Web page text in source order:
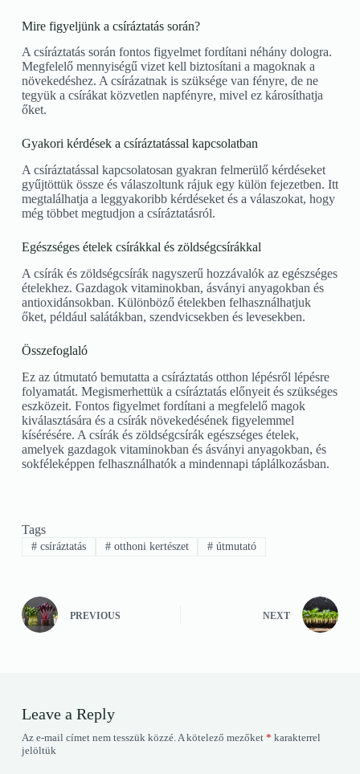
Mire figyeljünk a csíráztatás során?
A csíráztatás során fontos figyelmet fordítani néhány dologra.
Megfelelő mennyiségű vizet kell biztosítani a magoknak a
növekedéshez. A csírázatnak is szüksége van fényre, de ne
tegyük a csírákat közvetlen napfényre, mivel ez károsíthatja
őket.
Gyakori kérdések a csíráztatással kapcsolatban
A csíráztatással kapcsolatosan gyakran felmerülő kérdéseket
gyűjtöttük össze és válaszoltunk rájuk egy külön fejezetben. Itt
megtalálhatja a leggyakoribb kérdéseket és a válaszokat, hogy
még többet megtudjon a csíráztatásról.
Egészséges ételek csírákkal és zöldségcsírákkal
A csírák és zöldségcsírák nagyszerű hozzávalók az egészséges
ételekhez. Gazdagok vitaminokban, ásványi anyagokban és
antioxidánsokban. Különböző ételekben felhasználhatjuk
őket, például salátákban, szendvicsekben és levesekben.
Összefoglaló
Ez az útmutató bemutatta a csíráztatás otthon lépésről lépésre
folyamatát. Megismerhettük a csíráztatás előnyeit és szükséges
eszközeit. Fontos figyelmet fordítani a megfelelő magok
kiválasztására és a csírák növekedésének figyelemmel
kísérésére. A csírák és zöldségcsírák egészséges ételek,
amelyek gazdagok vitaminokban és ásványi anyagokban, és
sokféleképpen felhasználhatók a mindennapi táplálkozásban.
Tags
#csíráztatás #otthoni kertészet # útmutató
PREVIOUS NEXT
Leave a Reply
Az e-mail címet nem tesszük közzé.A kötelező mezőket * karakterrel
jelöltük